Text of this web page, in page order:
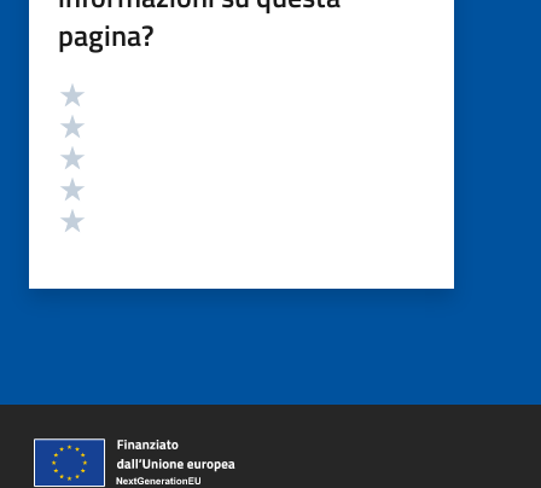
pagina?
Valutazione